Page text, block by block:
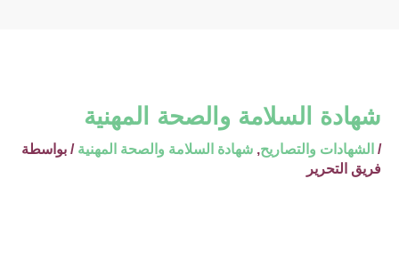
شهادة السلامة والصحة المهنية
/ الشهادات والتصاريح, شهادة السلامة والصحة المهنية / بواسطة
فريق التحرير